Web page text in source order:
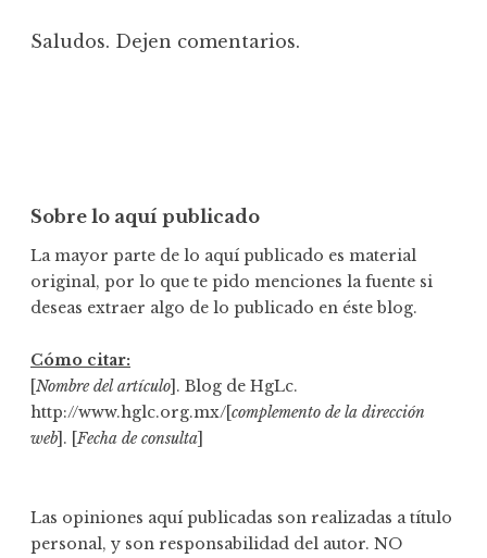
Saludos. Dejen comentarios.
Sobre lo aquí publicado
La mayor parte de lo aquí publicado es material
original, por lo que te pido menciones la fuente si
deseas extraer algo de lo publicado en éste blog.
Cómo citar:
[Nombre del artículo]. Blog de HgLc.
http://www.hglc.org.mx/[complemento de la dirección
web]. [Fecha de consulta]
Las opiniones aquí publicadas son realizadas a título
personal, y son responsabilidad del autor. NO